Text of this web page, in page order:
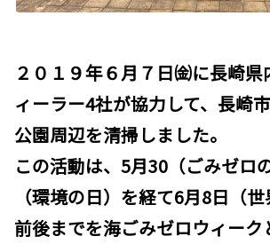
２０１９年６月７日㈮に長崎
ィーラー4社が協力して、長崎
公園周辺を清掃しました。
この活動は、5月30（ごみゼロ
（環境の日）を経て6月8日（世
前後までを海ごみゼロウィー